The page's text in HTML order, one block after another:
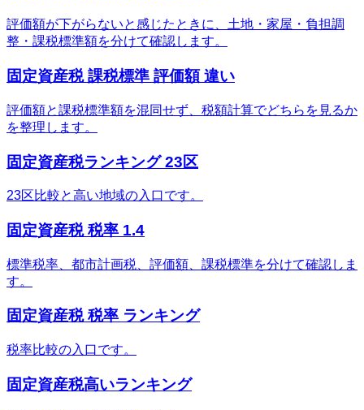
評価額が下がらないと感じたときに、土地・家屋・負担調
整・課税標準額を分けて確認します。
固定資産税 課税標準 評価額 違い
評価額と課税標準額を混同せず、税額計算でどちらを見るか
を整理します。
固定資産税ランキング 23区
23区比較と高い地域の入口です。
固定資産税 税率 1.4
標準税率、都市計画税、評価額、課税標準を分けて確認しま
す。
固定資産税 税率 ランキング
税率比較の入口です。
固定資産税高いランキング